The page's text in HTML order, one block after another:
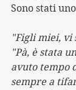
Sono stati
"Figli miei, vi
"Pà, è stata
avuto tempo
sempre a